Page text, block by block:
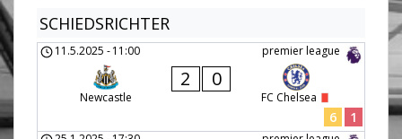
SCHIEDSRICHTER
premier league
11.5.2025 -11:00
Newcastle
2 0
FC Chelsea
6 1